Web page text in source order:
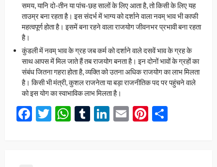
समय, यानि दो-तीन या पांच-छह सालों के लिए आता है, तो किसी के लिए यह
ताउम्र बना रहता है। इस संदर्भ में भाग्य को दर्शाने वाला नवम् भाव भी काफी
महत्वपूर्ण होता है। इसमें बना रहने वाला राजयोग जीवनभर प्रभावी बना रहता
है।
कुंडली में नवम् भाव के ग्रह जब कर्म को दर्शाने वाले दसवें भाव के ग्रह के
साथ आपस में मिल जाते हैं तब राजयोग बनता है। इन दोनों भावों के ग्रहों का
संबंध जितना गहरा होता है, व्यक्ति को उतना अधिक राजयोग का लाभ मिलता
है। किसी भी मंत्री, कुशल राजनेता या बड़ा राजनीतिक पद पर पहुंचने वाले
को इस योग का स्वाभाविक लाभ मिलता है।
Facebook
Twitter
WhatsApp
Tumblr
LinkedIn
EmailPinterest